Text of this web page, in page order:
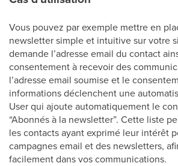
Vous pouvez par exemple mettre en
newsletter simple et intuitive sur votre
demande l’adresse email du contact
consentement à recevoir des
l’adresse email soumise et le
informations déclenchent une
User qui ajoute automatiquement le
“Abonnés à la newsletter”. Cette liste
les contacts ayant exprimé leur intérêt
campagnes email et des newsletters,
facilement dans vos communications.